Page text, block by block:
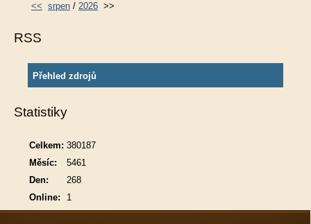
<< srpen / 2026 >>
RSS
Přehled zdrojů
Statistiky
Online: 1
Celkem: 380187
Měsíc:
5461
Den:
268